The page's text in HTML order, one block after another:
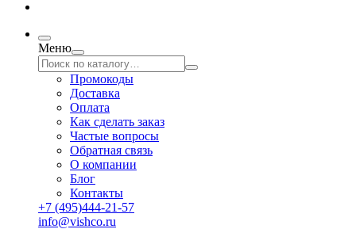
Меню
Промокоды
Доставка
Оплата
Как сделать заказ
Частые вопросы
Обратная связь
О компании
Блог
Контакты
+7 (495)444-21-57
info@vishco.ru